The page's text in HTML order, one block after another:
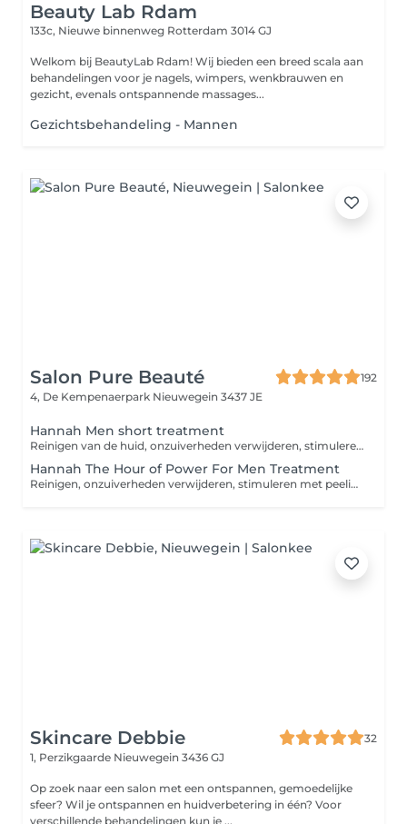
Beauty Lab Rdam
133c, Nieuwe binnenweg Rotterdam 3014 GJ
Welkom bij BeautyLab Rdam! Wij bieden een breed scala aan
behandelingen voor je nagels, wimpers, wenkbrauwen en
gezicht, evenals ontspannende massages...
Gezichtsbehandeling - Mannen
Salon Pure Beauté
192
4, De Kempenaerpark Nieuwegein 3437 JE
Hannah Men short treatment
Reinigen van de huid, onzuiverheden verwijderen, stimuleren met peeling/scrub, masker, herstellen en beschermen van de huid
Hannah The Hour of Power For Men Treatment
Reinigen, onzuiverheden verwijderen, stimuleren met peeling en scrub, klassieke massage, masker, herstellen en beschermen van de huid.
Skincare Debbie
32
1, Perzikgaarde Nieuwegein 3436 GJ
Op zoek naar een salon met een ontspannen, gemoedelijke
sfeer? Wil je ontspannen en huidverbetering in één? Voor
verschillende behandelingen kun je ...